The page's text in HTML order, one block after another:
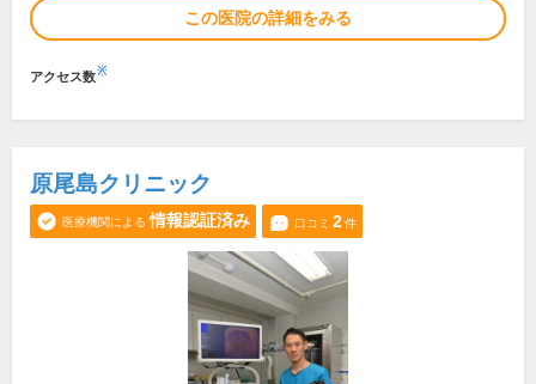
この医院の詳細をみる
アクセス数※
原尾島クリニック
医療機関による 情報認証済み 口コミ 2件